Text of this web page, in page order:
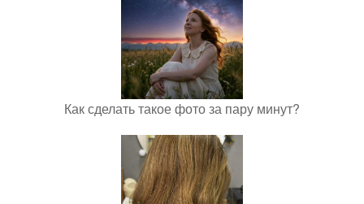
Как сделать такое фото за пару минут?